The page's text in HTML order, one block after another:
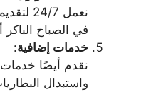
نعمل
في الصباح
خدمات إضافية:
نقدم أيضًا خدمات
واستبدال